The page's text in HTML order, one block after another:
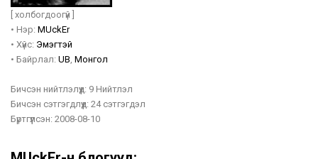
[ холбогдоогүй ]
• Нэр: MUckEr
• Хүйс: Эмэгтэй
• Байрлал: UB, Монгол
Бичсэн нийтлэлүүд: 9 Нийтлэл
Бичсэн сэтгэгдлүүд: 24 сэтгэгдэл
Бүртгүүлсэн: 2008-08-10